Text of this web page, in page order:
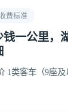
费标准
一公里，
1类客车（9座及